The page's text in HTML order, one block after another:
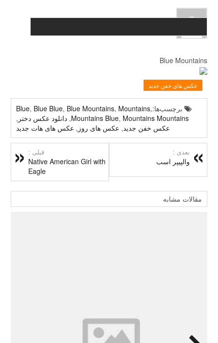
Blue Mountains
عکس های خفن جدید
برچسب‌ها: Blue ,Blue Blue ,Blue Mountains ,Mountains,
Mountains Blue ,Mountains Mountains
, دانلود عکس دختر,
عکس خفن جدید, عکس های روز, عکس های هات جدید
قبلی :
Native American Girl with
Eagle
بعدی :
والپیپر اسب
مقالات مشابه